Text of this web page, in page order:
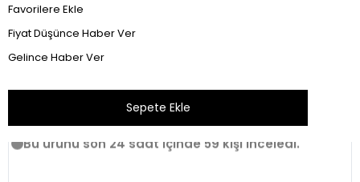
Favorilere Ekle
Fiyat Düşünce Haber Ver
Gelince Haber Ver
Bu ürünü son 24 saat içinde 59 kişi inceledi.